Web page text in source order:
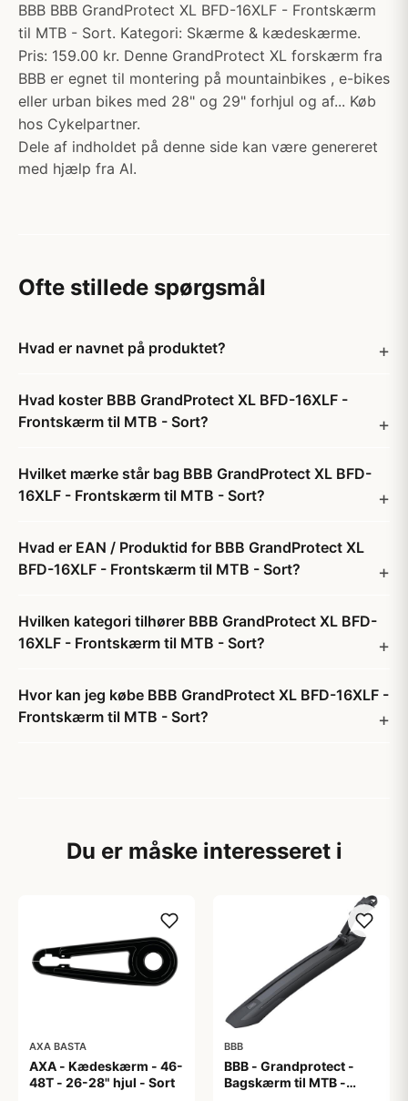
BBB BBB GrandProtect XL BFD-16XLF - Frontskærm
til MTB - Sort. Kategori: Skærme & kædeskærme.
Pris: 159.00 kr. Denne GrandProtect XL forskærm fra
BBB er egnet til montering på mountainbikes , e-bikes
eller urban bikes med 28" og 29" forhjul og af... Køb
hos Cykelpartner.
Dele af indholdet på denne side kan være genereret
med hjælp fra AI.
Ofte stillede spørgsmål
Hvad er navnet på produktet?
Hvad koster BBB GrandProtect XL BFD-16XLF -
Frontskærm til MTB - Sort?
Hvilket mærke står bag BBB GrandProtect XL BFD-
16XLF - Frontskærm til MTB - Sort?
Hvad er EAN / Produktid for BBB GrandProtect XL
BFD-16XLF - Frontskærm til MTB - Sort?
Hvilken kategori tilhører BBB GrandProtect XL BFD-
16XLF - Frontskærm til MTB - Sort?
Hvor kan jeg købe BBB GrandProtect XL BFD-16XLF -
Frontskærm til MTB - Sort?
Du er måske interesseret i
AXA BASTA
AXA - Kædeskærm - 46-
48T - 26-28" hjul - Sort
BBB
BBB - Grandprotect -
Bagskærm til MTB -